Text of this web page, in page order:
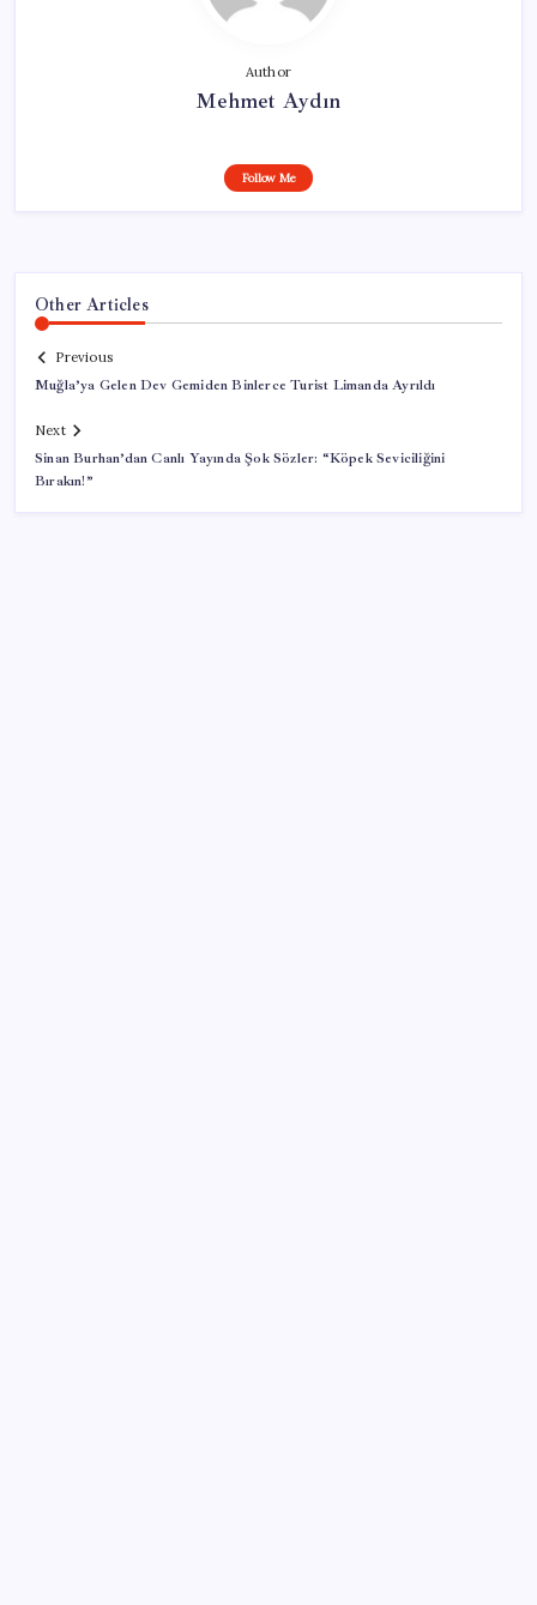
Author
Mehmet Aydın
Follow Me
Other Articles
Previous
Muğla’ya Gelen Dev Gemiden Binlerce Turist Limanda Ayrıldı
Next
Sinan Burhan’dan Canlı Yayında Şok Sözler: “Köpek Seviciliğini
Bırakın!”